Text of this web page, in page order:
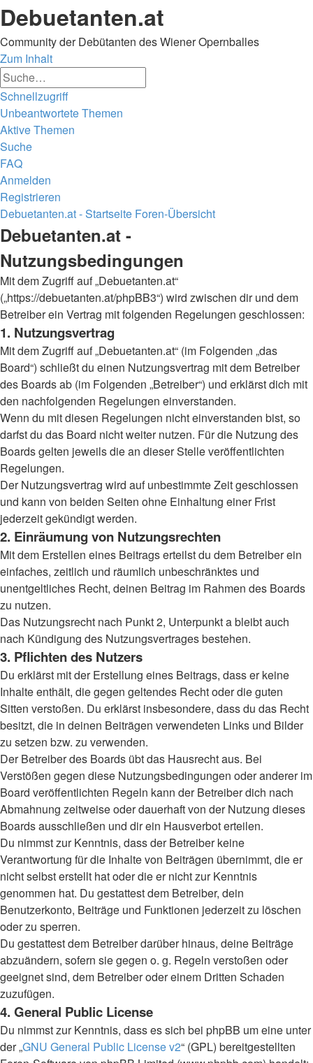
Debuetanten.at
Community der Debütanten des Wiener Opernballes
Zum Inhalt
Schnellzugriff
Unbeantwortete Themen
Aktive Themen
Suche
FAQ
Anmelden
Registrieren
Debuetanten.at - Startseite Foren-Übersicht
Suche
Debuetanten.at -
Nutzungsbedingungen
Mit dem Zugriff auf „Debuetanten.at“
(„https://debuetanten.at/phpBB3“) wird zwischen dir und dem
Betreiber ein Vertrag mit folgenden Regelungen geschlossen:
1. Nutzungsvertrag
Mit dem Zugriff auf „Debuetanten.at“ (im Folgenden „das
Board“) schließt du einen Nutzungsvertrag mit dem Betreiber
des Boards ab (im Folgenden „Betreiber“) und erklärst dich mit
den nachfolgenden Regelungen einverstanden.
Wenn du mit diesen Regelungen nicht einverstanden bist, so
darfst du das Board nicht weiter nutzen. Für die Nutzung des
Boards gelten jeweils die an dieser Stelle veröffentlichten
Regelungen.
Der Nutzungsvertrag wird auf unbestimmte Zeit geschlossen
und kann von beiden Seiten ohne Einhaltung einer Frist
jederzeit gekündigt werden.
2. Einräumung von Nutzungsrechten
Mit dem Erstellen eines Beitrags erteilst du dem Betreiber ein
einfaches, zeitlich und räumlich unbeschränktes und
unentgeltliches Recht, deinen Beitrag im Rahmen des Boards
zu nutzen.
Das Nutzungsrecht nach Punkt 2, Unterpunkt a bleibt auch
nach Kündigung des Nutzungsvertrages bestehen.
3. Pflichten des Nutzers
Du erklärst mit der Erstellung eines Beitrags, dass er keine
Inhalte enthält, die gegen geltendes Recht oder die guten
Sitten verstoßen. Du erklärst insbesondere, dass du das Recht
besitzt, die in deinen Beiträgen verwendeten Links und Bilder
zu setzen bzw. zu verwenden.
Der Betreiber des Boards übt das Hausrecht aus. Bei
Verstößen gegen diese Nutzungsbedingungen oder anderer im
Board veröffentlichten Regeln kann der Betreiber dich nach
Abmahnung zeitweise oder dauerhaft von der Nutzung dieses
Boards ausschließen und dir ein Hausverbot erteilen.
Du nimmst zur Kenntnis, dass der Betreiber keine
Verantwortung für die Inhalte von Beiträgen übernimmt, die er
nicht selbst erstellt hat oder die er nicht zur Kenntnis
genommen hat. Du gestattest dem Betreiber, dein
Benutzerkonto, Beiträge und Funktionen jederzeit zu löschen
oder zu sperren.
Du gestattest dem Betreiber darüber hinaus, deine Beiträge
abzuändern, sofern sie gegen o. g. Regeln verstoßen oder
geeignet sind, dem Betreiber oder einem Dritten Schaden
zuzufügen.
4. General Public License
Du nimmst zur Kenntnis, dass es sich bei phpBB um eine unter
der „GNU General Public License v2“ (GPL) bereitgestellten